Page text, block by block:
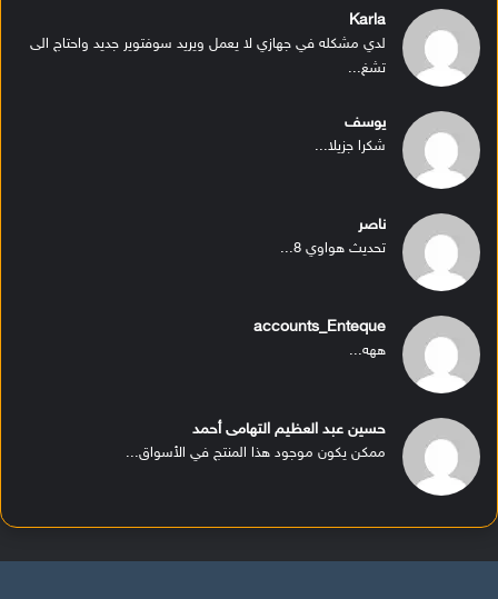
Karla
لدي مشكله في جهازي لا يعمل ويريد سوفتوير جديد واحتاج الى
تشغ...
يوسف
شكرا جزيلا...
ناصر
تحديث هواوي 8...
accounts_Enteque
ههه...
حسين عبد العظيم التهامى أحمد
ممكن يكون موجود هذا المنتج في الأسواق...